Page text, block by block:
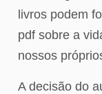
livros podem
pdf sobre a
nossos
A decisão do